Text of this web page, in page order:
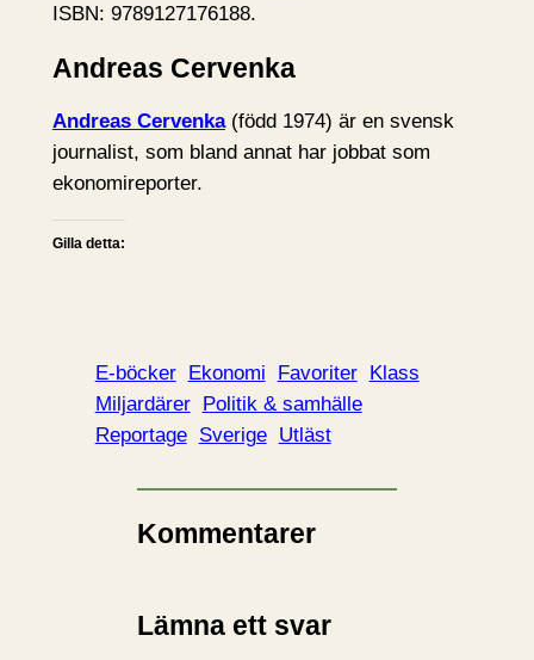
ISBN: 9789127176188.
Andreas Cervenka
Andreas Cervenka(född 1974) är en svensk
journalist, som bland annat har jobbat som
ekonomireporter.
Gilla detta:
E-böcker Ekonomi Favoriter
Klass
Miljardärer
Politik & samhälle
Reportage Sverige Utläst
Kommentarer
Lämna ett svar